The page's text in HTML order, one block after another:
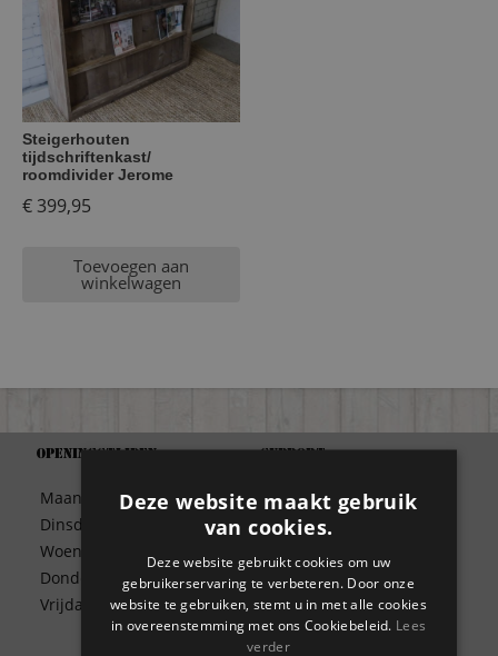
Steigerhouten
tijdschriftenkast/
roomdivider Jerome
€399,95
Toevoegen aan
winkelwagen
Openingstijden
Maandag
Dinsdag
Woensdag
Donderdag
Vrijdag
09:30 – 17:00
09:30 – 17:00
09:30 – 17:00
09:30 – 17:00
Betaalwijze
Bezorgen
Contact
Disclaimer
Garantie
Meest gestelde vragen
Deze website maakt gebruik
van cookies.
Deze website gebruikt cookies om uw
gebruikerservaring te verbeteren. Door onze
website te gebruiken, stemt u in met alle cookies
in overeenstemming met ons Cookiebeleid. Lees
verder